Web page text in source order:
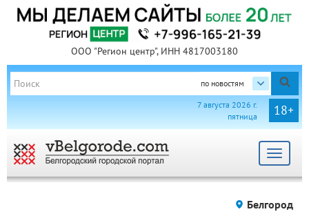
ООО "Регион центр", ИНН 4817003180
по новостям
18+
7 августа 2026 г.
пятница
Toggle
Белгород